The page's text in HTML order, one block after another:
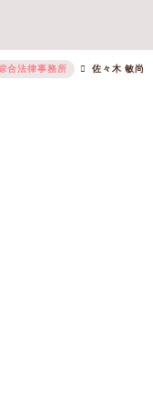
合法律事務所 佐々木 敏尚